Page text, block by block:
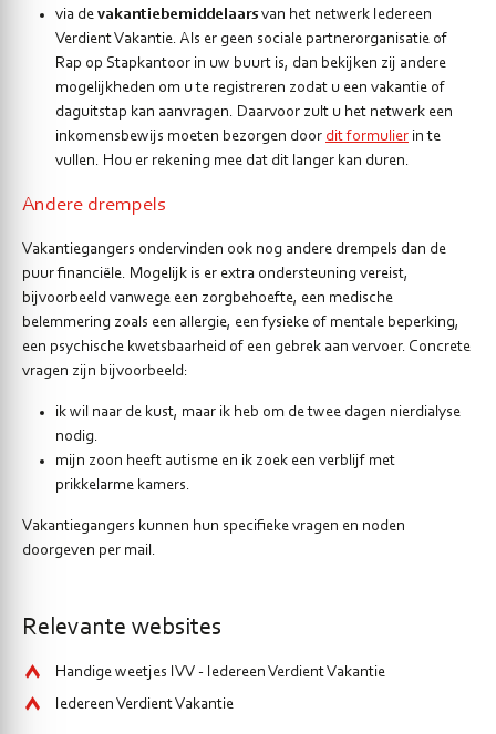
via de vakantiebemiddelaarsvan het netwerk Iedereen
Verdient Vakantie. Als er geen sociale partnerorganisatie of
Rap op Stapkantoor in uw buurt is, dan bekijken zij andere
mogelijkheden om u te registreren zodat u een vakantie of
daguitstap kan aanvragen. Daarvoor zult u het netwerk een
inkomensbewijs moeten bezorgen door dit formulier in te
vullen. Hou er rekening mee dat dit langer kan duren.
Andere drempels
Vakantiegangers ondervinden ook nog andere drempels dan de
puur financiële. Mogelijk is er extra ondersteuning vereist,
bijvoorbeeld vanwege een zorgbehoefte, een medische
belemmering zoals een allergie, een fysieke of mentale beperking,
een psychische kwetsbaarheid of een gebrek aan vervoer. Concrete
vragen zijn bijvoorbeeld:
ik wil naar de kust, maar ik heb om de twee dagen nierdialyse
nodig.
mijn zoon heeft autisme en ik zoek een verblijf met
prikkelarme kamers.
Vakantiegangers kunnen hun specifieke vragen en noden
doorgeven per mail.
Relevante websites
Handige weetjes IVV - Iedereen Verdient Vakantie
Iedereen Verdient Vakantie